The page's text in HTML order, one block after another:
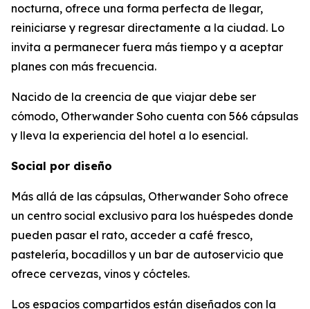
nocturna, ofrece una forma perfecta de llegar,
reiniciarse y regresar directamente a la ciudad. Lo
invita a permanecer fuera más tiempo y a aceptar
planes con más frecuencia.
Nacido de la creencia de que viajar debe ser
cómodo, Otherwander Soho cuenta con 566 cápsulas
y lleva la experiencia del hotel a lo esencial.
Social por diseño
Más allá de las cápsulas, Otherwander Soho ofrece
un centro social exclusivo para los huéspedes donde
pueden pasar el rato, acceder a café fresco,
pastelería, bocadillos y un bar de autoservicio que
ofrece cervezas, vinos y cócteles.
Los espacios compartidos están diseñados con la